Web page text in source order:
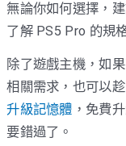
無論你如何選擇，
了解 PS5 Pro 的規
除了遊戲主機，如
相關需求，也可以趁
升級記憶體 ，免費
要錯過了。